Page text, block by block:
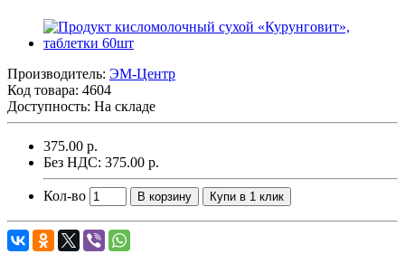
Производитель: ЭМ-Центр
Код товара: 4604
Доступность: На складе
375.00 р.
Без НДС: 375.00 р.
Кол-во В корзину Купи в 1 клик